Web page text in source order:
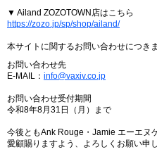
▼ Ailand ZOZOTOWN店はこちら
https://zozo.jp/sp/shop/ailand/
本サイトに関するお問い合わせにつき
お問い合わせ先
E-MAIL： info@vaxiv.co.jp
お問い合わせ受付期間
令和8年8月31日（月）まで
今後ともAnk Rouge・Jamie エーエヌ
愛顧賜りますよう、よろしくお願い申